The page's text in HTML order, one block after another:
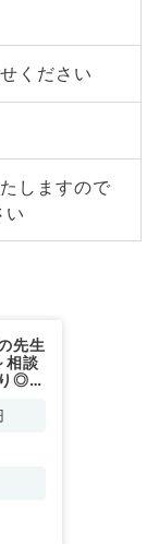
ください
しますので
い
先生
相談
◎在
小児